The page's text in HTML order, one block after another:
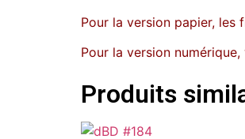
Pour la version papier,
Pour la version
Produits